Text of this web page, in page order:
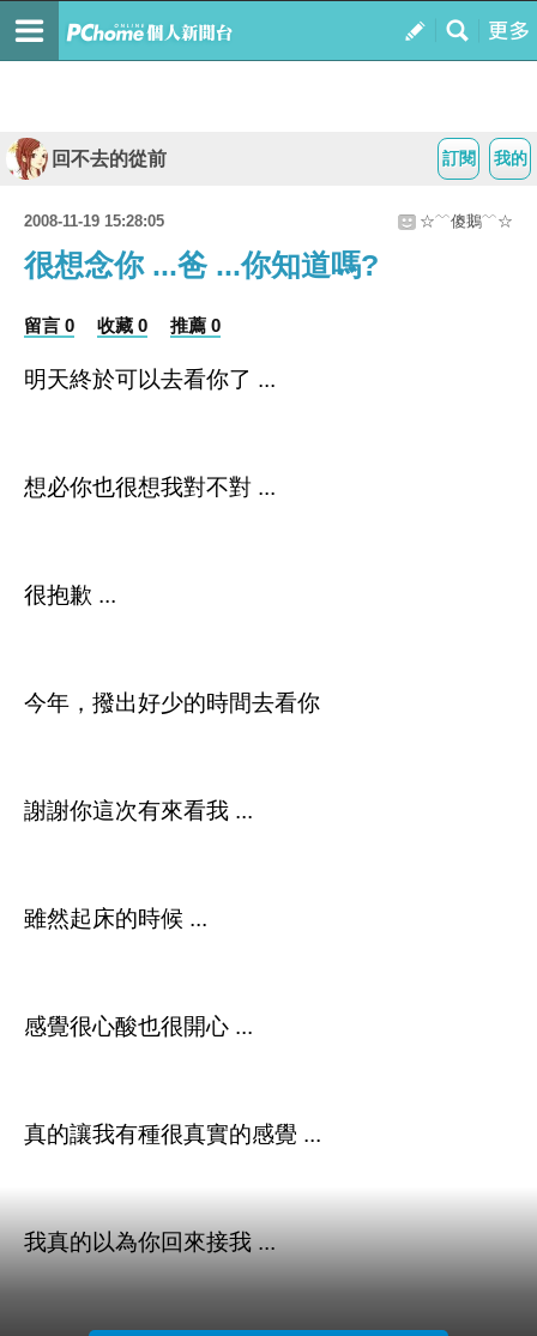
我的
訂閱
回不去的從前
2008-11-19 15:28:05 ☆﹋傻鵝﹋☆
很想念你 ...爸 ...你知道嗎?
留言 0 收藏 0 推薦 0
明天終於可以去看你了 ...
想必你也很想我對不對 ...
很抱歉 ...
今年，撥出好少的時間去看你
謝謝你這次有來看我 ...
雖然起床的時候 ...
感覺很心酸也很開心 ...
真的讓我有種很真實的感覺 ...
我真的以為你回來接我 ...